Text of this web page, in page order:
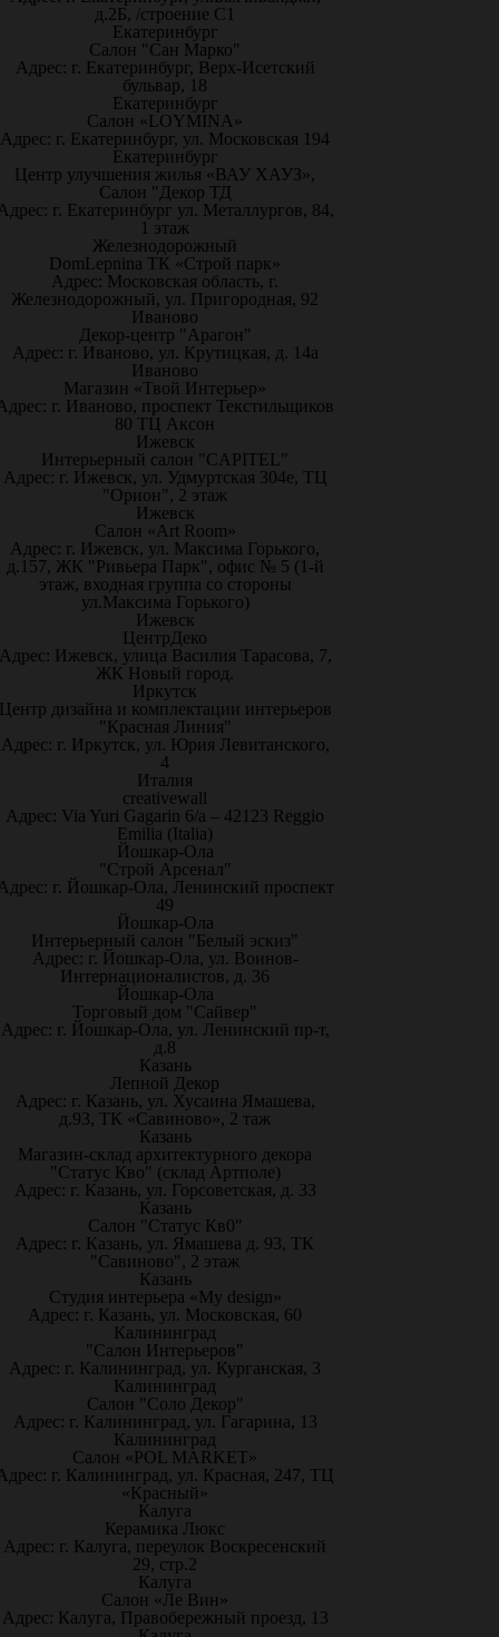
д.2Б, /строение С1
Екатеринбург
Салон "Сан Марко"
Адрес: г. Екатеринбург, Верх-Исетский
бульвар, 18
Екатеринбург
Салон «LOYMINA»
Адрес: г. Екатеринбург, ул. Московская 194
Екатеринбург
Центр улучшения жилья «ВАУ ХАУЗ»,
Салон "Декор ТД
г. Екатеринбург ул. Металлургов, 84,
1 этаж
Железнодорожный
DomLepnina ТК «Строй парк»
Адрес: Московская область, г.
Железнодорожный, ул. Пригородная, 92
Иваново
Декор-центр "Арагон"
Адрес: г. Иваново, ул. Крутицкая, д. 14а
Иваново
Магазин «Твой Интерьер»
г. Иваново, проспект Текстильщиков
80 ТЦ Аксон
Ижевск
Интерьерный салон "CAPITEL"
Адрес: г. Ижевск, ул. Удмуртская 304е, ТЦ
"Орион", 2 этаж
Ижевск
Салон «Art Room»
Адрес: г. Ижевск, ул. Максима Горького,
д.157, ЖК "Ривьера Парк", офис № 5 (1-й
этаж, входная группа со стороны
ул.Максима Горького)
Ижевск
ЦентрДеко
Ижевск, улица Василия Тарасова, 7,
ЖК Новый город.
Иркутск
дизайна и комплектации интерьеров
"Красная Линия"
Адрес: г. Иркутск, ул. Юрия Левитанского,
4
Италия
creativewall
Адрес: Via Yuri Gagarin 6/a – 42123 Reggio
Emilia (Italia)
Йошкар-Ола
"Строй Арсенал"
г. Йошкар-Ола, Ленинский проспект
49
Йошкар-Ола
Интерьерный салон "Белый эскиз"
Адрес: г. Йошкар-Ола, ул. Воинов-
Интернационалистов, д. 36
Йошкар-Ола
Торговый дом "Сайвер"
Адрес: г. Йошкар-Ола, ул. Ленинский пр-т,
д.8
Казань
Лепной Декор
Адрес: г. Казань, ул. Хусаина Ямашева,
д.93, ТК «Савиново», 2 таж
Казань
Магазин-склад архитектурного декора
"Статус Кво" (склад Артполе)
Адрес: г. Казань, ул. Горсоветская, д. 33
Казань
Салон "Статус Кв0"
Адрес: г. Казань, ул. Ямашева д. 93, ТК
"Савиново", 2 этаж
Казань
Студия интерьера «My design»
Адрес: г. Казань, ул. Московская, 60
Калининград
"Салон Интерьеров"
Адрес: г. Калининград, ул. Курганская, 3
Калининград
Салон "Соло Декор"
Адрес: г. Калининград, ул. Гагарина, 13
Калининград
Салон «POL MARKET»
г. Калининград, ул. Красная, 247, ТЦ
«Красный»
Калуга
Керамика Люкс
Адрес: г. Калуга, переулок Воскресенский
29, стр.2
Калуга
Салон «Ле Вин»
Адрес: Калуга, Правобережный проезд, 13